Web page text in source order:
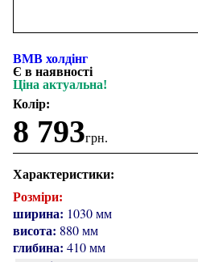
ВМВ холдінг
Є в наявності
Ціна актуальна!
Колір:
8 793грн.
Характеристики:
Розміри:
ширина: 1030 мм
висота: 880 мм
глибина: 410 мм